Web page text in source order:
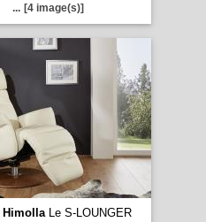
... [4 image(s)]
HimollaLe S-LOUNGER